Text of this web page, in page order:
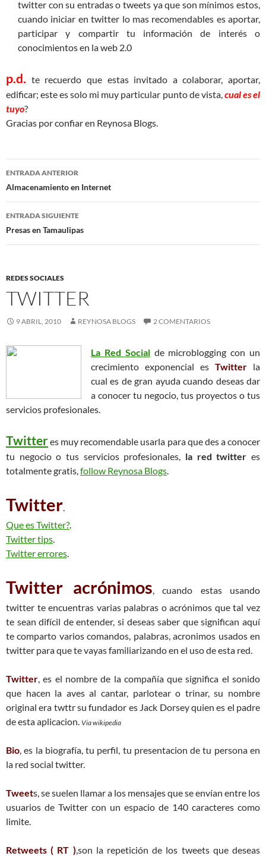
twitter con su entradas o tweets ya que son mínimos estos,
cuando iniciar en twitter lo mas recomendables es aportar,
participar y compartir tu información de interés o
conocimientos en la web 2.0
p.d. te recuerdo que estas invitado a colaborar, aportar,
edificar; este es solo mi muy particular punto de vista,cual es el
tuyo?
Gracias por confiar en Reynosa Blogs.
Navegación
de
entradas
ENTRADA ANTERIOR
Almacenamiento en Internet
ENTRADA SIGUIENTE
Presas en Tamaulipas
REDES SOCIALES
TWITTER
9 ABRIL, 2010 REYNOSA BLOGS 2 COMENTARIOS
La Red Socialde microblogging con un
crecimiento exponencial es Twitter la
cual es de gran ayuda cuando deseas dar
a conocer tu negocio, tus proyectos o tus
servicios profesionales.
Twitteres muy recomendable usarla para que des a conocer
tu negocio o tus servicios profesionales, la red twitter es
totalmente gratis,follow Reynosa Blogs.
Twitter.
Que es Twitter?.
Twitter tips.
Twitter errores.
Twitter acrónimos, cuando estas usando
twitter te encuentras varias palabras o acrónimos que tal vez
te sean difícil de entender, si deseas saber que significan aquí
te comparto varios comandos, palabras, acronimos usados en
twitter para que te vayas familiarizando en el uso de esta red.
Twitter, es el nombre de la compañía que significa el sonido
que hacen la aves al cantar, parlotear o trinar, su nombre
original era twttr su fundador es Jack Dorsey quien es el padre
de esta aplicacion. Via wikipedia
Bio, es la biografía, tu perfil, tu presentacion de tu persona en
la red social twitter.
Tweets, se suelen llamar a los mensajes que se envían entre los
usuarios de Twitter con un espacio de 140 caracteres como
limite.
Retweets ( RT ),son la repetición de los tweets que deseas